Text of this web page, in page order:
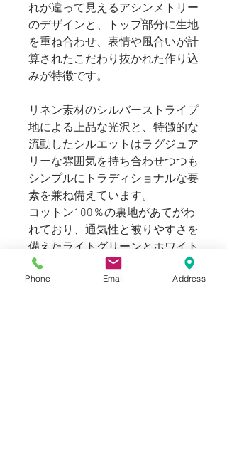
れが違って見えるアシンメトリー
のデザインと、トップ部分に生地
を重ね合わせ、表情や風合いが計
算されたこだわり抜かれた作り込
みが特徴です。
リネン素材のシルバーストライプ
地による上品な光沢と、特徴的な
流動したシルエットはラグジュア
リーな雰囲気を持ち合わせつつも
シンプルにトラディショナルな要
素を兼ね備えています。
コットン100％の裏地があてがわ
れており、通気性と被りやすさを
備えたライトグリーンとホワイト
のストライプは、表から見えない
部分にもさりげないアクセントに
Phone Email Address